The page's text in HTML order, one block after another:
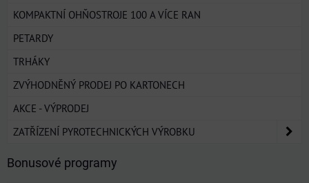
KOMPAKTNÍ OHŇOSTROJE 100 A VÍCE RAN
PETARDY
TRHÁKY
ZVÝHODNĚNÝ PRODEJ PO KARTONECH
AKCE - VÝPRODEJ
ZATŘÍZENÍ PYROTECHNICKÝCH VÝROBKU
Bonusové programy